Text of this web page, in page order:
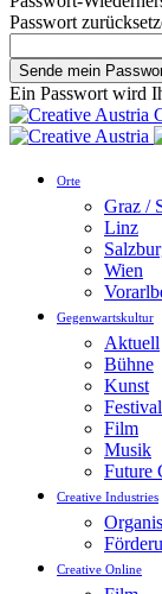
Passwort
Ein Passwort wird
Orte
Graz /
Linz
Wien
Gegenwartskultur
Aktuell
Bühne
Kunst
Film
Musik
Future
Creative Industries
Creative Online